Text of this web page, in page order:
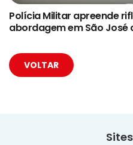
Polícia Militar apreende
abordagem em São José
VOLTAR